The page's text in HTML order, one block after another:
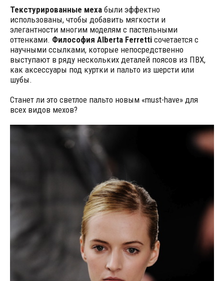
Текстурированные мехабыли эффектно
использованы, чтобы добавить мягкости и
элегантности многим моделям с пастельными
оттенками. Философия Alberta Ferrettiсочетается с
научными ссылками, которые непосредственно
выступают в ряду нескольких деталей поясов из ПВХ,
как аксессуары под куртки и пальто из шерсти или
шубы.
Станет ли это светлое пальто новым «must-have» для
всех видов мехов?